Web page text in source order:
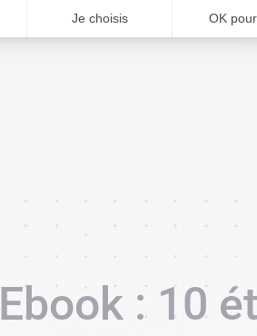
Je choisis OK
Ebook : 10